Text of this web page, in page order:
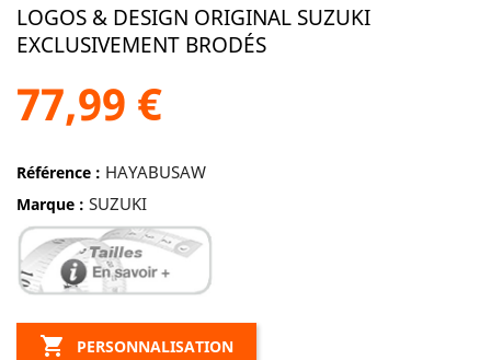
LOGOS & DESIGN ORIGINAL SUZUKI
EXCLUSIVEMENT BRODÉS
77,99 €
Référence : HAYABUSAW
Marque : SUZUKI
 PERSONNALISATION